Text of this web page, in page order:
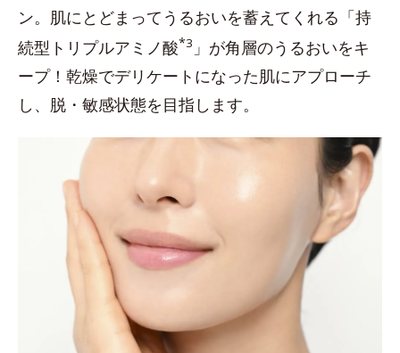
ン。肌にとどまってうるおいを蓄えてくれる「持
続型トリプルアミノ酸*3 」が角層のうるおいをキ
ープ！乾燥でデリケートになった肌にアプローチ
し、脱・敏感状態を目指します。